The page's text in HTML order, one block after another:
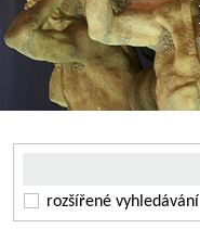
rozšířené vyhledávání